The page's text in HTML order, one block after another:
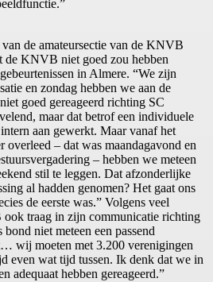
de amateursectie van de KNVB
de KNVB niet goed zou hebben
in Almere. “We zijn
en zondag hebben we aan de
goed gereageerd richting SC
maar dat betrof een individuele
aan gewerkt. Maar vanaf het
overleed – dat was maandagavond en
– hebben we meteen
stil te leggen. Dat afzonderlijke
al hadden genomen? Het gaat ons
de eerste was.” Volgens veel
traag in zijn communicatie richting
niet meteen een passend
wij moeten met 3.200 verenigingen
even wat tijd tussen. Ik denk dat we in
adequaat hebben gereageerd.”